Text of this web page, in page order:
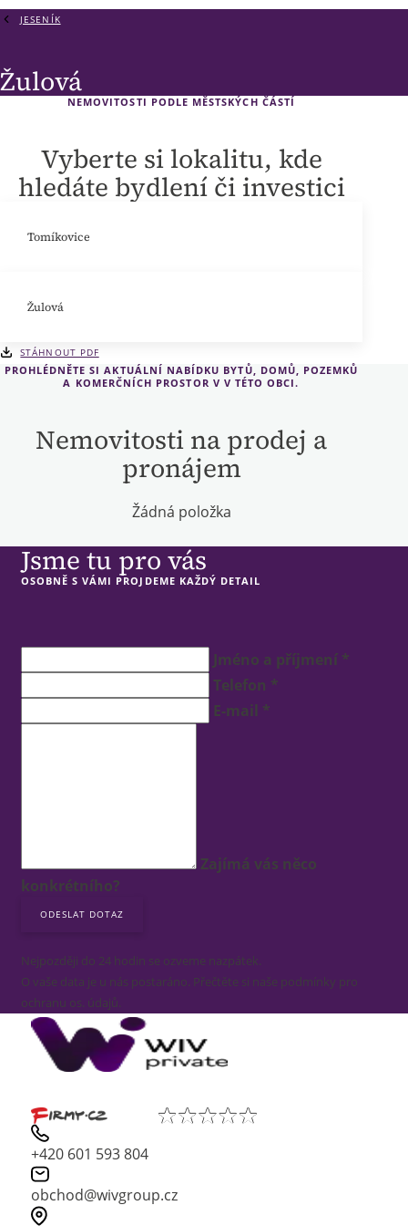
JESENÍK
Žulová
NEMOVITOSTI PODLE MĚSTSKÝCH ČÁSTÍ
Vyberte si lokalitu, kde
hledáte bydlení či investici
Tomíkovice
Žulová
STÁHNOUT PDF
PROHLÉDNĚTE SI AKTUÁLNÍ NABÍDKU BYTŮ, DOMŮ, POZEMKŮ
A KOMERČNÍCH PROSTOR V V TÉTO OBCI.
Nemovitosti na prodej a
pronájem
Žádná položka
Jsme tu pro vás
OSOBNĚ S VÁMI PROJDEME KAŽDÝ DETAIL
Jméno a příjmení *
Telefon *
E-mail *
Zajímá vás něco
konkrétního?
Nejpozději do 24 hodin se ozveme nazpátek.
O vaše data je u nás postaráno. Přečtěte si naše podmínky pro
ochranu os. údajů.
+420 601 593 804
obchod@wivgroup.cz